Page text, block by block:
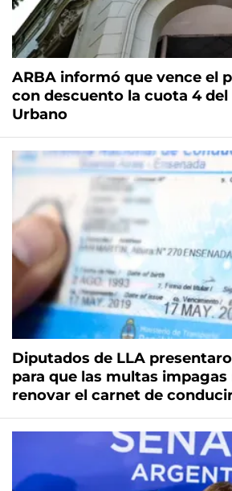
ARBA informó que vence el
con descuento la cuota 4
Urbano
Diputados de LLA
para que las multas
renovar el carnet de